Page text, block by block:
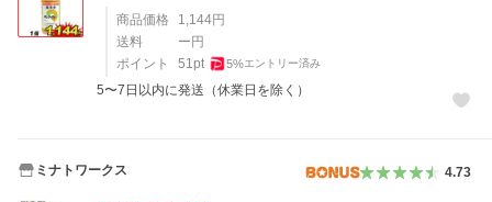
商品価格 1,144円
送料
ー円
ポイント
51pt 5%エントリー済み
5〜7日以内に発送（休業日を除く）
ミナトワークス 4.73